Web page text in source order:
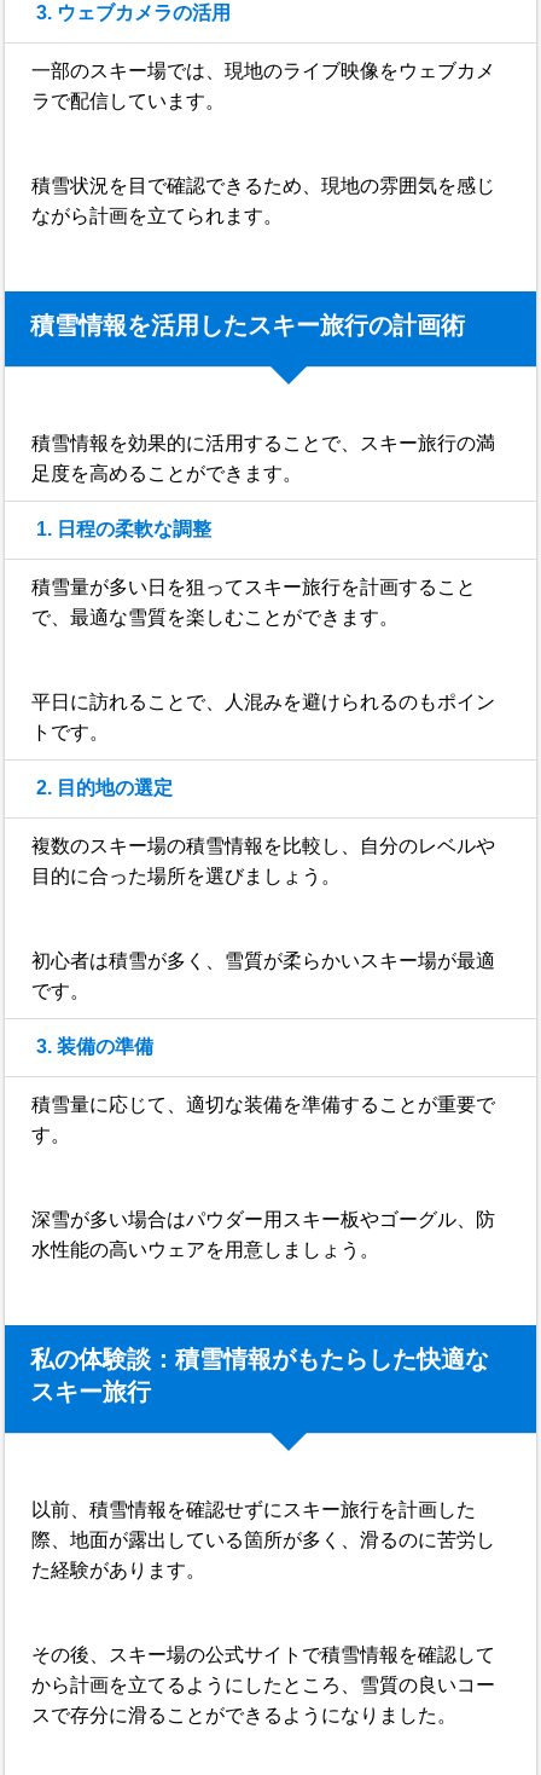
3. ウェブカメラの活用
一部のスキー場では、現地のライブ映像をウェブカメ
ラで配信しています。
積雪状況を目で確認できるため、現地の雰囲気を感じ
ながら計画を立てられます。
積雪情報を活用したスキー旅行の計画術
積雪情報を効果的に活用することで、スキー旅行の満
足度を高めることができます。
1. 日程の柔軟な調整
積雪量が多い日を狙ってスキー旅行を計画すること
で、最適な雪質を楽しむことができます。
平日に訪れることで、人混みを避けられるのもポイン
トです。
2. 目的地の選定
複数のスキー場の積雪情報を比較し、自分のレベルや
目的に合った場所を選びましょう。
初心者は積雪が多く、雪質が柔らかいスキー場が最適
です。
3. 装備の準備
積雪量に応じて、適切な装備を準備することが重要で
す。
深雪が多い場合はパウダー用スキー板やゴーグル、防
水性能の高いウェアを用意しましょう。
私の体験談：積雪情報がもたらした快適な
スキー旅行
以前、積雪情報を確認せずにスキー旅行を計画した
際、地面が露出している箇所が多く、滑るのに苦労し
た経験があります。
その後、スキー場の公式サイトで積雪情報を確認して
から計画を立てるようにしたところ、雪質の良いコー
スで存分に滑ることができるようになりました。